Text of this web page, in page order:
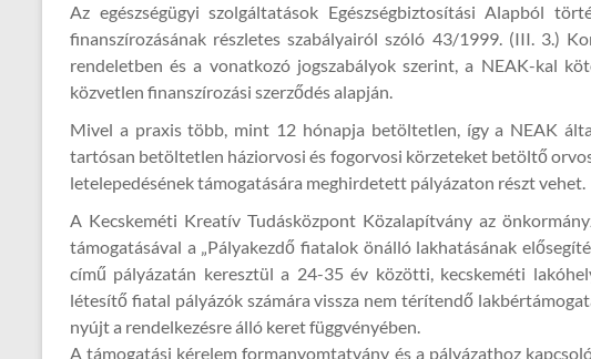
Az egészségügyi szolgáltatások Egészségbiztosítási Alapból
finanszírozásának részletes szabályairól szóló 43/1999. (III. 3.)
rendeletben és a vonatkozó jogszabályok szerint, a NEAK-kal
közvetlen finanszírozási szerződés alapján.
Mivel a praxis több, mint 12 hónapja betöltetlen, így a NEAK
tartósan betöltetlen háziorvosi és fogorvosi körzeteket betöltő
letelepedésének támogatására meghirdetett pályázaton részt vehet.
A Kecskeméti Kreatív Tudásközpont Közalapítvány az
támogatásával a „Pályakezdő fiatalok önálló lakhatásának
című pályázatán keresztül a 24-35 év közötti, kecskeméti
létesítő fiatal pályázók számára vissza nem térítendő
nyújt a rendelkezésre álló keret függvényében.
A támogatási kérelem formanyomtatvány és a pályázathoz